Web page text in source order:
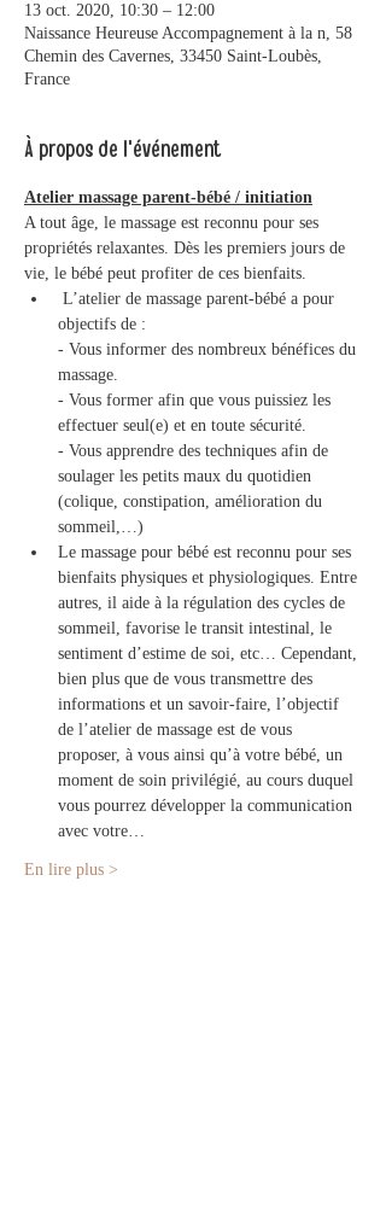
13 oct. 2020, 10:30 – 12:00
Naissance Heureuse Accompagnement à la n, 58
Chemin des Cavernes, 33450 Saint-Loubès,
France
À propos de l'événement
Atelier massage parent-bébé / initiation
A tout âge, le massage est reconnu pour ses
propriétés relaxantes. Dès les premiers jours de
vie, le bébé peut profiter de ces bienfaits.
L’atelier de massage parent-bébé a pour
objectifs de :
- Vous informer des nombreux bénéfices du
massage.
- Vous former afin que vous puissiez les
effectuer seul(e) et en toute sécurité.
- Vous apprendre des techniques afin de
soulager les petits maux du quotidien
(colique, constipation, amélioration du
sommeil,…)
Le massage pour bébé est reconnu pour ses
bienfaits physiques et physiologiques. Entre
autres, il aide à la régulation des cycles de
sommeil, favorise le transit intestinal, le
sentiment d’estime de soi, etc… Cependant,
bien plus que de vous transmettre des
informations et un savoir-faire, l’objectif
de l’atelier de massage est de vous
proposer, à vous ainsi qu’à votre bébé, un
moment de soin privilégié, au cours duquel
vous pourrez développer la communication
avec votre…
En lire plus >